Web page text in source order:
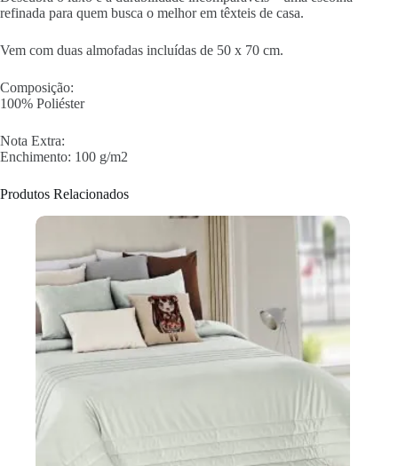
refinada para quem busca o melhor em têxteis de casa.
Vem com duas almofadas incluídas de 50 x 70 cm.
Composição:
100% Poliéster
Nota Extra:
Enchimento: 100 g/m2
Produtos Relacionados